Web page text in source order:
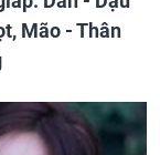
Mão - Thân